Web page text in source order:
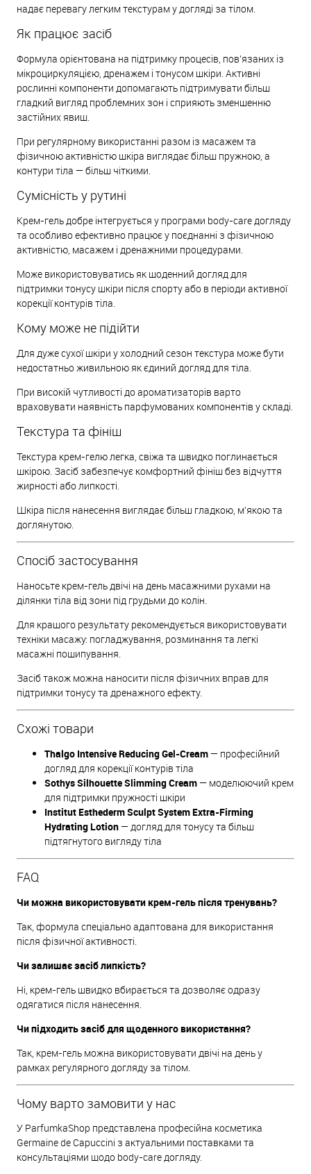
надає перевагу легким текстурам у догляді за тілом.
Як працює засіб
Формула орієнтована на підтримку процесів, пов’язаних із
мікроциркуляцією, дренажем і тонусом шкіри. Активні
рослинні компоненти допомагають підтримувати більш
гладкий вигляд проблемних зон і сприяють зменшенню
застійних явищ.
При регулярному використанні разом із масажем та
фізичною активністю шкіра виглядає більш пружною, а
контури тіла — більш чіткими.
Сумісність у рутині
Крем-гель добре інтегрується у програми body-care догляду
та особливо ефективно працює у поєднанні з фізичною
активністю, масажем і дренажними процедурами.
Може використовуватись як щоденний догляд для
підтримки тонусу шкіри після спорту або в періоди активної
корекції контурів тіла.
Кому може не підійти
Для дуже сухої шкіри у холодний сезон текстура може бути
недостатньо живильною як єдиний догляд для тіла.
При високій чутливості до ароматизаторів варто
враховувати наявність парфумованих компонентів у складі.
Текстура та фініш
Текстура крем-гелю легка, свіжа та швидко поглинається
шкірою. Засіб забезпечує комфортний фініш без відчуття
жирності або липкості.
Шкіра після нанесення виглядає більш гладкою, м’якою та
доглянутою.
Спосіб застосування
Наносьте крем-гель двічі на день масажними рухами на
ділянки тіла від зони під грудьми до колін.
Для кращого результату рекомендується використовувати
техніки масажу: погладжування, розминання та легкі
масажні пощипування.
Засіб також можна наносити після фізичних вправ для
підтримки тонусу та дренажного ефекту.
Схожі товари
Thalgo Intensive Reducing Gel-Cream — професійний
догляд для корекції контурів тіла
Sothys Silhouette Slimming Cream — моделюючий крем
для підтримки пружності шкіри
Institut Esthederm Sculpt System Extra-Firming
Hydrating Lotion — догляд для тонусу та більш
підтягнутого вигляду тіла
FAQ
Чи можна використовувати крем-гель після тренувань?
Так, формула спеціально адаптована для використання
після фізичної активності.
Чи залишає засіб липкість?
Ні, крем-гель швидко вбирається та дозволяє одразу
одягатися після нанесення.
Чи підходить засіб для щоденного використання?
Так, крем-гель можна використовувати двічі на день у
рамках регулярного догляду за тілом.
Чому варто замовити у нас
У ParfumkaShop представлена професійна косметика
Germaine de Capuccini з актуальними поставками та
консультаціями щодо body-care догляду.